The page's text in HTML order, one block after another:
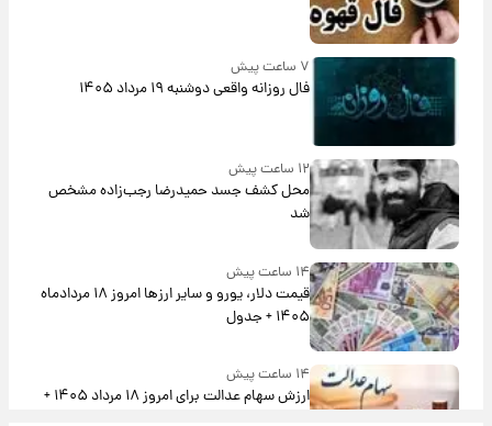
فال روزانه واقعی دوشنبه ۱۹ مرداد ۱۴۰۵
۱۲ ساعت پیش
محل کشف جسد حمیدرضا رجب‌زاده مشخص
شد
۱۴ ساعت پیش
قیمت دلار، یورو و سایر ارزها امروز ۱۸ مردادماه
۱۴۰۵ + جدول
۱۴ ساعت پیش
ارزش سهام عدالت برای امروز ۱۸ مرداد ۱۴۰۵ +